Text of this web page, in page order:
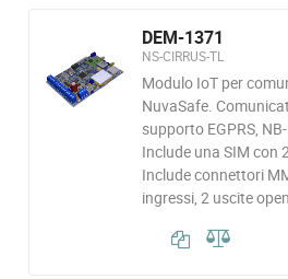
DEM-1371
NS-CIRRUS-TL
Modulo IoT per
NuvaSafe.
supporto EGPRS,
Include una SIM con
Include connettori
ingressi, 2 uscite